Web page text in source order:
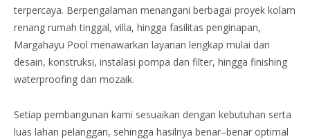
terpercaya. Berpengalaman menangani berbagai proyek kolam
renang rumah tinggal, villa, hingga fasilitas penginapan,
Margahayu Pool menawarkan layanan lengkap mulai dari
desain, konstruksi, instalasi pompa dan filter, hingga finishing
waterproofing dan mozaik.
Setiap pembangunan kami sesuaikan dengan kebutuhan serta
luas lahan pelanggan, sehingga hasilnya benar–benar optimal